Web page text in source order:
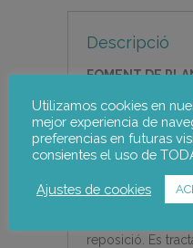
Descripció
FOMENT DE
EMPRESES DE
Assistència
marxa d’un
a les empreses
reposició. Es
Utilizamos cookies en
mejor experiencia de
preferencias en futuras
consientes el uso de
Ajustes de cookies